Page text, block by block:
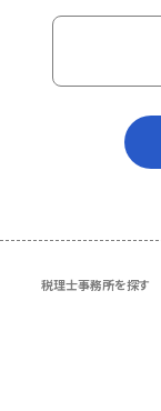
税理士事務所を探す